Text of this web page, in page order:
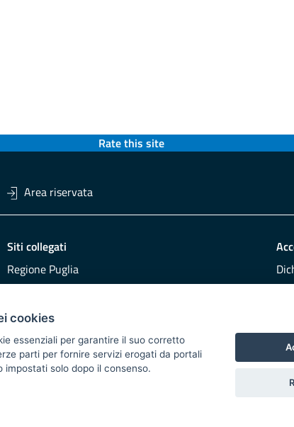
cookies
essenziali per garantire il suo corretto
parti per fornire servizi erogati da portali
impostati solo dopo il consenso.
Rate this site
Area riservata
Siti collegati
Regione Puglia
DMS Puglia
Buy Puglia